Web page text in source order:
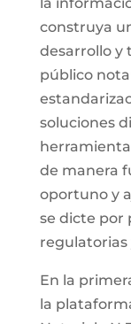
construya
desarrollo y
público
soluciones
de manera
oportuno y
se dicte por
regulatorias
En la
la